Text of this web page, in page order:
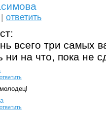
|ответить
всего три самых
ни на что, пока не
ответить
ответить